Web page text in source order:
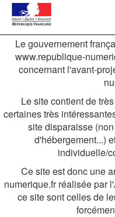
Le gouvernement
www.republique-
concernant l'avant-
Le site contient de
certaines très
site disparaisse
d'hébergement...)
individuelle/
Ce site est donc une
numerique.fr réalisée par
ce site sont celles de
Aller au menu